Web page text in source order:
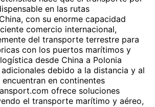
en las rutas
con su enorme capacidad
comercio internacional,
del transporte terrestre para
con los puertos marítimos y
desde China a Polonia
debido a la distancia y al
en continentes
ofrece soluciones
el transporte marítimo y aéreo,